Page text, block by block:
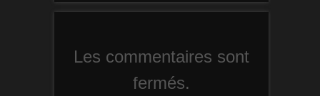
Les commentaires sont
fermés.